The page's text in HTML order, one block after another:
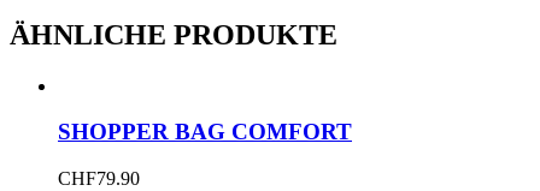
ÄHNLICHE PRODUKTE
SHOPPER BAG COMFORT
CHF79.90